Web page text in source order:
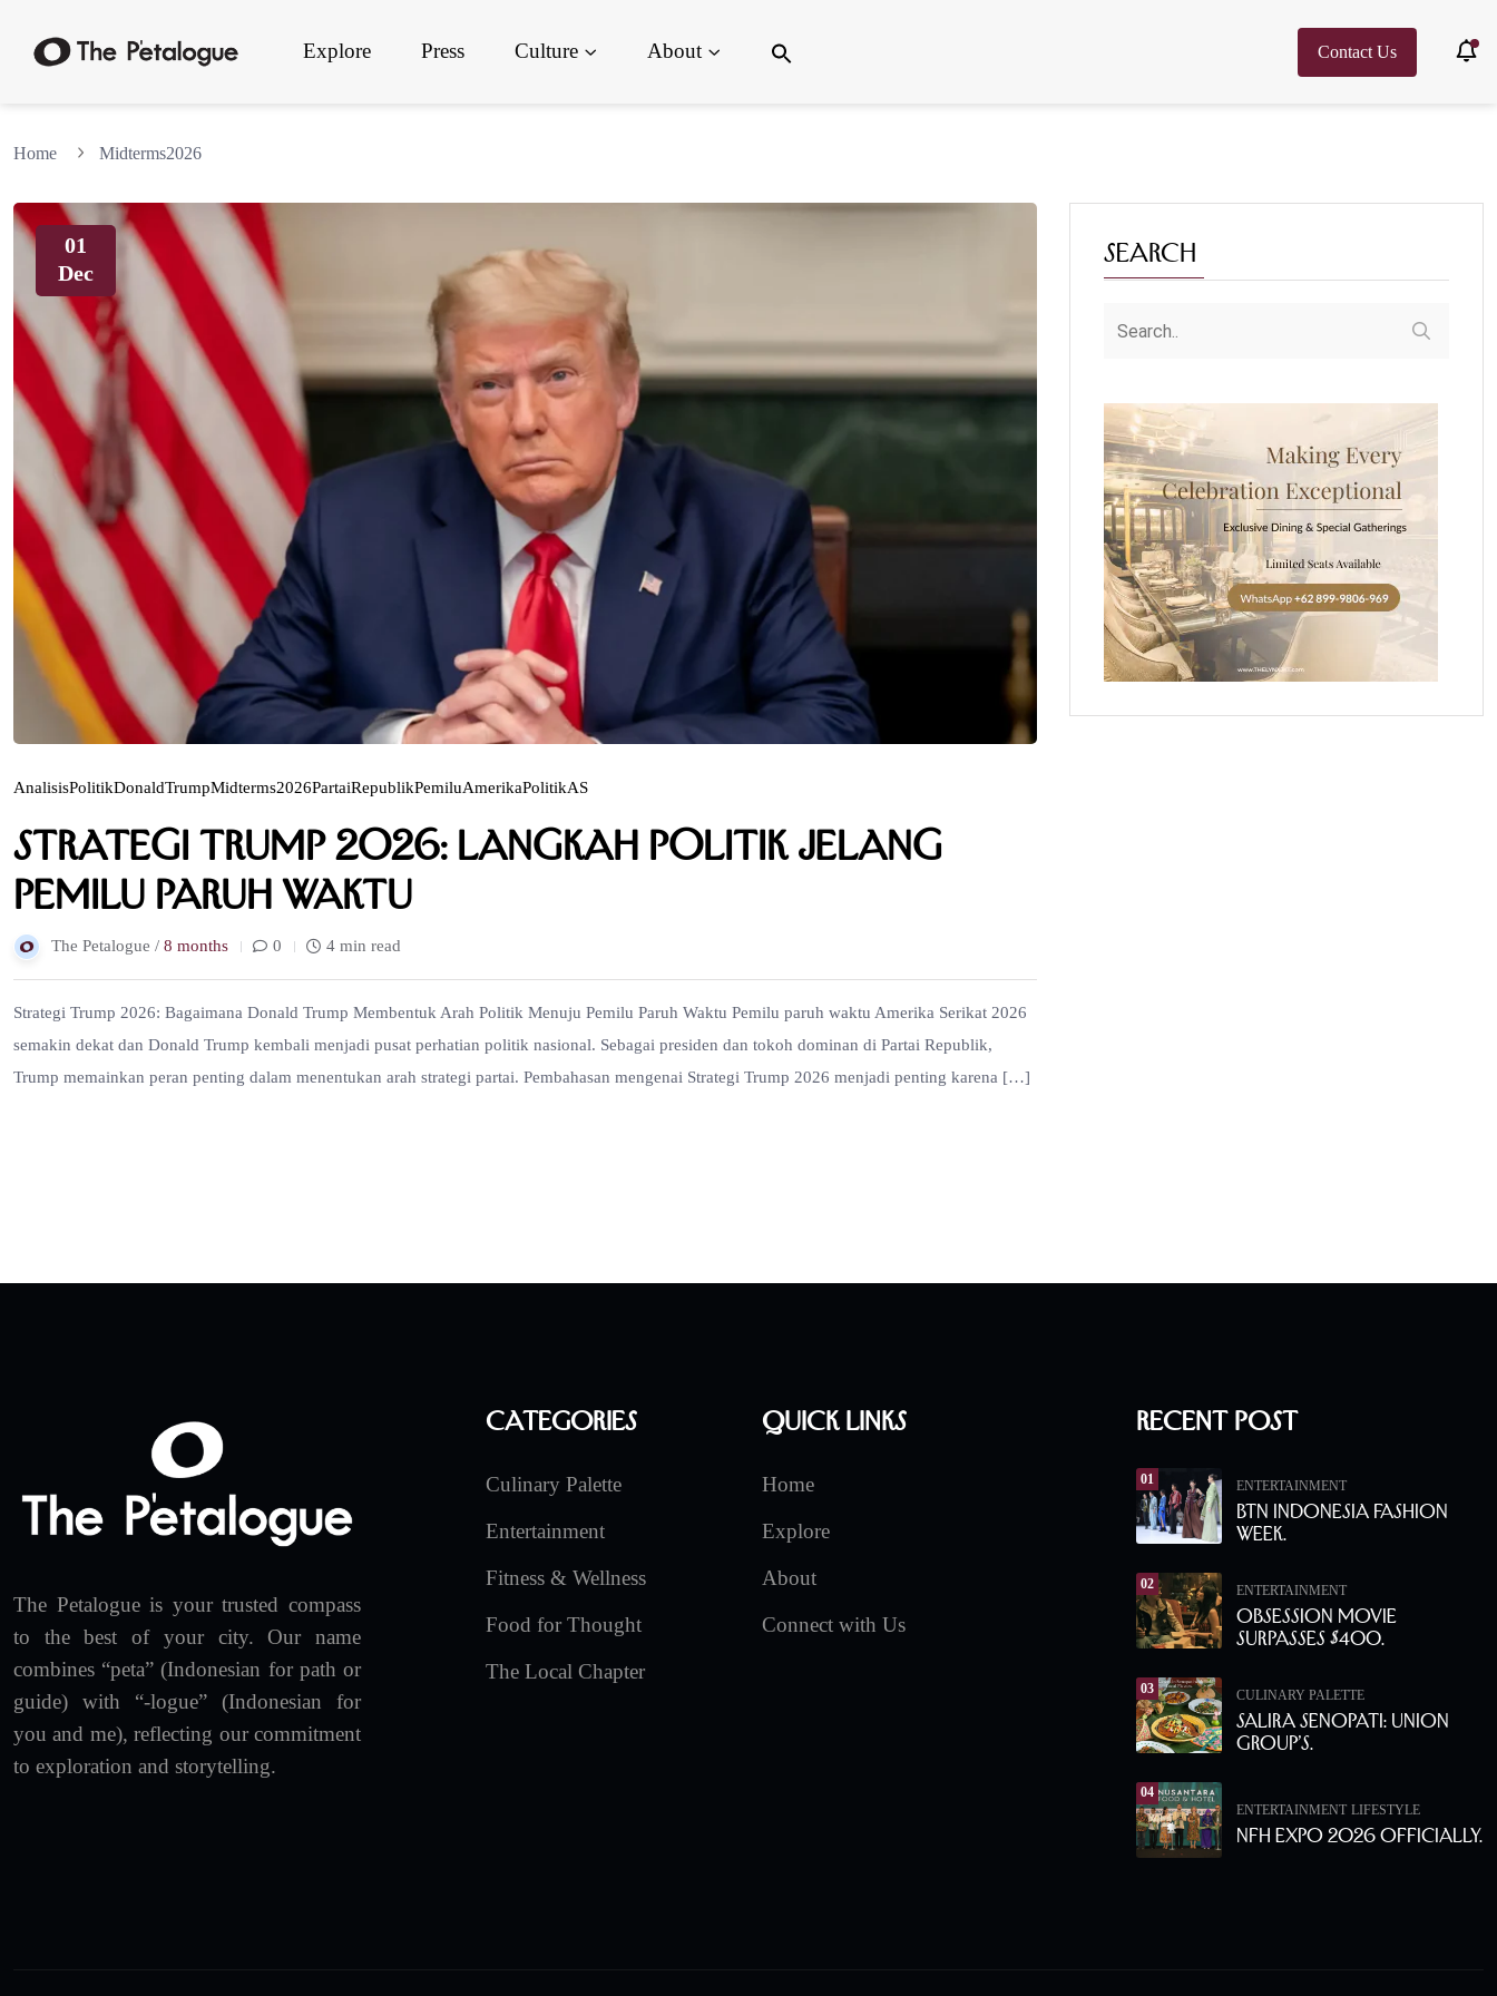
Explore Press Culture About Contact Us
Home Midterms2026
01
Dec
AnalisisPolitikDonaldTrumpMidterms2026PartaiRepublikPemiluAmerikaPolitikAS
Strategi Trump 2026: Langkah Politik Jelang
Pemilu Paruh Waktu
The Petalogue / 8 months 0 4 min read
Strategi Trump 2026: Bagaimana Donald Trump Membentuk Arah Politik Menuju Pemilu Paruh Waktu Pemilu paruh waktu Amerika Serikat 2026
semakin dekat dan Donald Trump kembali menjadi pusat perhatian politik nasional. Sebagai presiden dan tokoh dominan di Partai Republik,
Trump memainkan peran penting dalam menentukan arah strategi partai. Pembahasan mengenai Strategi Trump 2026 menjadi penting karena […]
Search
The Petalogue is your trusted compass
to the best of your city. Our name
combines “peta” (Indonesian for path or
guide) with “-logue” (Indonesian for
you and me), reflecting our commitment
to exploration and storytelling.
Categories
Culinary Palette
Entertainment
Fitness & Wellness
Food for Thought
The Local Chapter
Quick Links
Home
Explore
About
Connect with Us
Recent Post
01 ENTERTAINMENT
BTN Indonesia Fashion
Week.
02 ENTERTAINMENT
Obsession Movie
Surpasses $400.
03 CULINARY PALETTE
Salira Senopati: Union
Group’s.
04
ENTERTAINMENT LIFESTYLE
NFH Expo 2026 Officially.